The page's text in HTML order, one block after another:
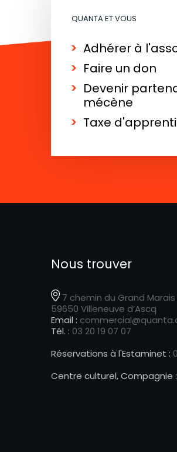
QUANTA ET VOUS
Adhérer à
Faire un don
Devenir
mécène
Taxe
Nous trouver
7 chemin du Grand Marais
59650 Villeneuve d’Ascq
Email :
Tél. : 03 20 19 07 07
Réservations à l'Estaminet :
Centre culturel, Compagnie :